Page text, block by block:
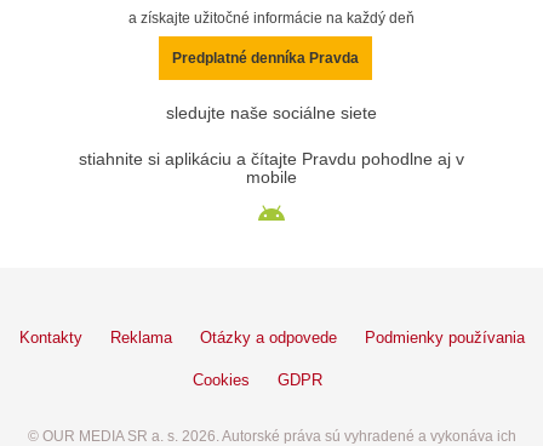
a získajte užitočné informácie na každý deň
Predplatné denníka Pravda
sledujte naše sociálne siete
stiahnite si aplikáciu a čítajte Pravdu pohodlne aj v
mobile
Kontakty Reklama Otázky a odpovede Podmienky používania
Cookies GDPR
© OUR MEDIA SR a. s. 2026. Autorské práva sú vyhradené a vykonáva ich